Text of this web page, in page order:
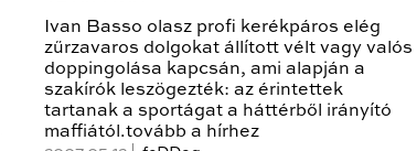
Ivan Basso olasz profi kerékpáros elég
zűrzavaros dolgokat állított vélt vagy valós
doppingolása kapcsán, ami alapján a
szakírók leszögezték: az érintettek
tartanak a sportágat a háttérből irányító
maffiától.tovább a hírhez